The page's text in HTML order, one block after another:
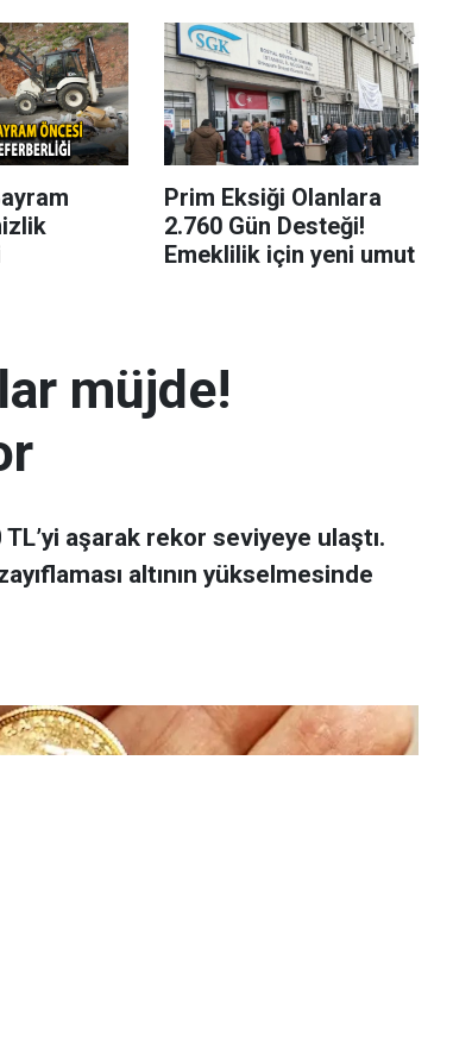
Prim Eksiği Olanlara
2.760 Gün Desteği!
Emeklilik için yeni umut
müjde!
TL’yi aşarak rekor seviyeye ulaştı.
altının yükselmesinde